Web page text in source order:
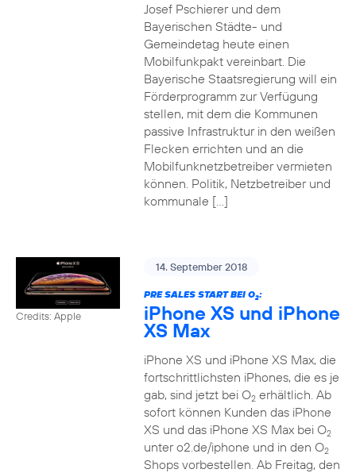
Josef Pschierer und dem
Bayerischen Städte- und
Gemeindetag heute einen
Mobilfunkpakt vereinbart. Die
Bayerische Staatsregierung will ein
Förderprogramm zur Verfügung
stellen, mit dem die Kommunen
passive Infrastruktur in den weißen
Flecken errichten und an die
Mobilfunknetzbetreiber vermieten
können. Politik, Netzbetreiber und
kommunale […]
Credits: Apple
14. September 2018
PRE SALES START BEI O2:
iPhone XS und iPhone
XS Max
iPhone XS und iPhone XS Max, die
fortschrittlichsten iPhones, die es je
gab, sind jetzt bei O2erhältlich. Ab
sofort können Kunden das iPhone
XS und das iPhone XS Max bei O2
unter o2.de/iphone und in den O2
Shops vorbestellen. Ab Freitag, den